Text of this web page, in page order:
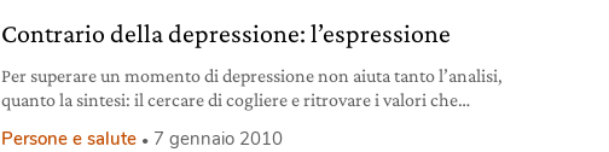
Contrario della depressione: l’espressione
Per superare un momento di depressione non aiuta tanto l’analisi,
quanto la sintesi: il cercare di cogliere e ritrovare i valori che
Persone e salute 7 gennaio 2010